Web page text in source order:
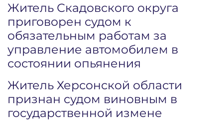
Житель Скадовского округа
приговорен судом к
обязательным работам за
управление автомобилем в
состоянии опьянения
Житель Херсонской области
признан судом виновным в
государственной измене